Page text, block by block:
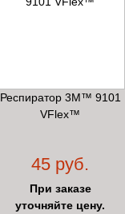
Респиратор 3М™ 9101
VFlex™
45 руб.
При заказе
уточняйте цену.